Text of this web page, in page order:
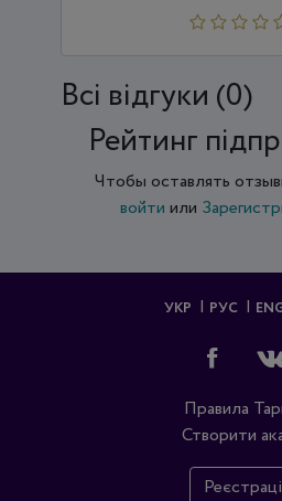
Всi відгуки (0)
Рейтинг
Чтобы оставлять
войти или
УКР РУС
Правила
Створити